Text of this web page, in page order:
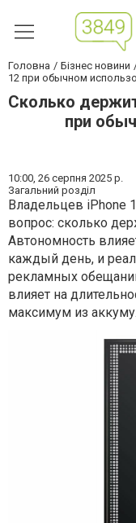
Головна Бізнес новини
12 при обычном
Сколько
при
10:00, 26 серпня 2025 р.
Загальний розділ
Владельцев iPhone
вопрос: сколько
Автономность
каждый день, и
рекламных
влияет на
максимум из